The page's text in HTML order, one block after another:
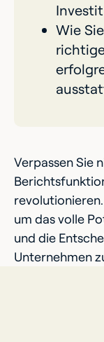
Wie
Verpassen Sie
um das volle
und die
Unternehmen